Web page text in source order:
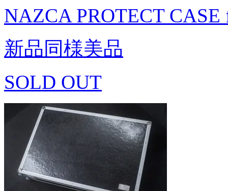
NAZCA PROTECT CASE
新品同様美品
SOLD OUT